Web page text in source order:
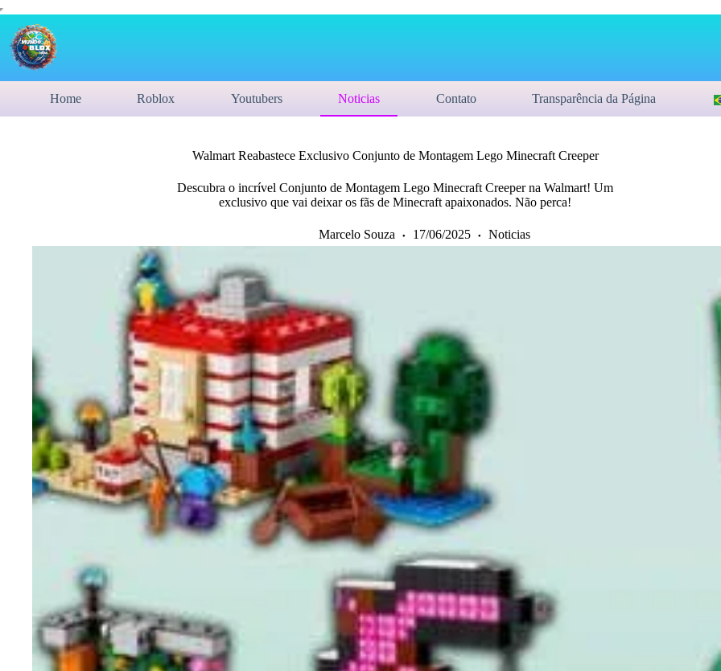
Home Roblox Youtubers Noticias Contato Transparência da Página
Walmart Reabastece Exclusivo Conjunto de Montagem Lego Minecraft Creeper
Descubra o incrível Conjunto de Montagem Lego Minecraft Creeper na Walmart! Um
exclusivo que vai deixar os fãs de Minecraft apaixonados. Não perca!
Marcelo Souza 17/06/2025 Noticias